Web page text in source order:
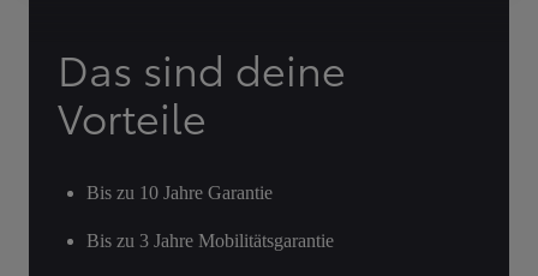
Das sind deine
Vorteile
Bis zu 10 Jahre Garantie
Bis zu 3 Jahre Mobilitätsgarantie